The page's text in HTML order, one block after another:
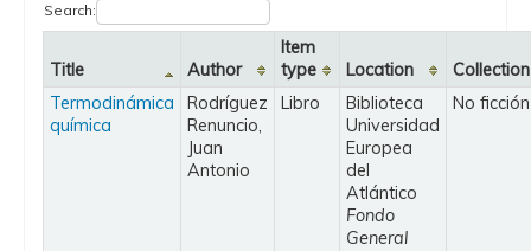
Search:
Title Author
Item
type
Location
Collection
Termodinámica
química
Rodríguez
Renuncio,
Juan
Antonio
Libro
Biblioteca
Universidad
Europea
del
Atlántico
Fondo
General
No ficción